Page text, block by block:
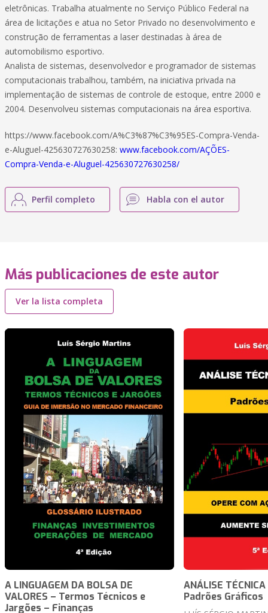
eletrônicas. Trabalha atualmente no Serviço Público Federal na
área de licitações e atua no Setor Privado no desenvolvimento e
construção de ferramentas a laser destinadas à área de
automobilismo esportivo.
Analista de sistemas, desenvolvedor e programador de sistemas
computacionais trabalhou, também, na iniciativa privada na
implementação de sistemas de controle de estoque, entre 2000 e
2004. Desenvolveu sistemas computacionais na área esportiva.
https://www.facebook.com/A%C3%87%C3%95ES-Compra-Venda-
e-Aluguel-425630727630258: www.facebook.com/AÇÕES-
Compra-Venda-e-Aluguel-425630727630258/
Perfil completo Habla con el autor
Más publicaciones de este autor
Ver la lista completa
A LINGUAGEM DA BOLSA DE
VALORES – Termos Técnicos e
Jargões – Finanças
ANÁLISE
Padrões Gráficos